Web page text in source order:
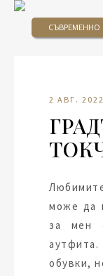
СЪВРЕМЕННО
2 АВГ. 2022
може да
за мен
аутфита.
обувки,